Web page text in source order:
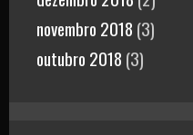
novembro 2018 (3)
outubro 2018 (3)